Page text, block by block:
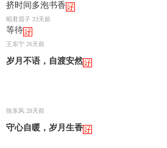
挤时间多泡书香
昭君屈子 23天前
等待
王东宁 26天前
岁月不语，自渡安然
徐东风 28天前
守心自暖，岁月生香